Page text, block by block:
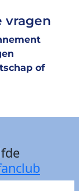
vragen
of